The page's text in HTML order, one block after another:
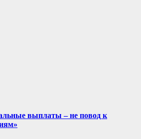
выплаты – не повод к